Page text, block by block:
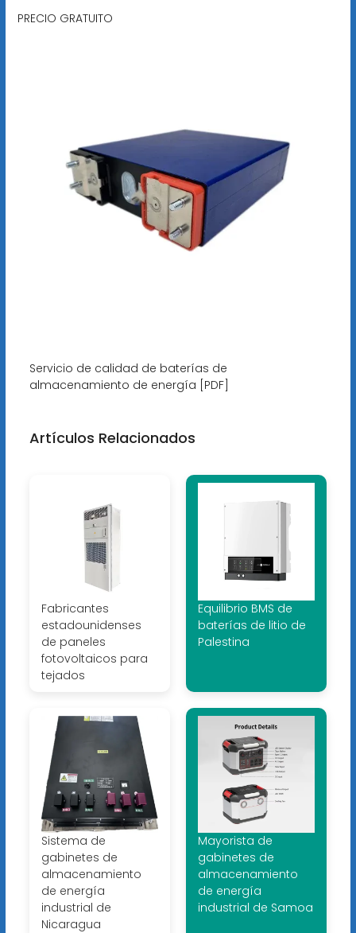
PRECIO GRATUITO
Servicio de calidad de baterías de
almacenamiento de energía [PDF]
Artículos Relacionados
Fabricantes
estadounidenses
de paneles
fotovoltaicos para
tejados
Equilibrio BMS de
baterías de litio de
Palestina
Sistema de
gabinetes de
almacenamiento
de energía
industrial de
Nicaragua
Mayorista de
gabinetes de
almacenamiento
de energía
industrial de Samoa